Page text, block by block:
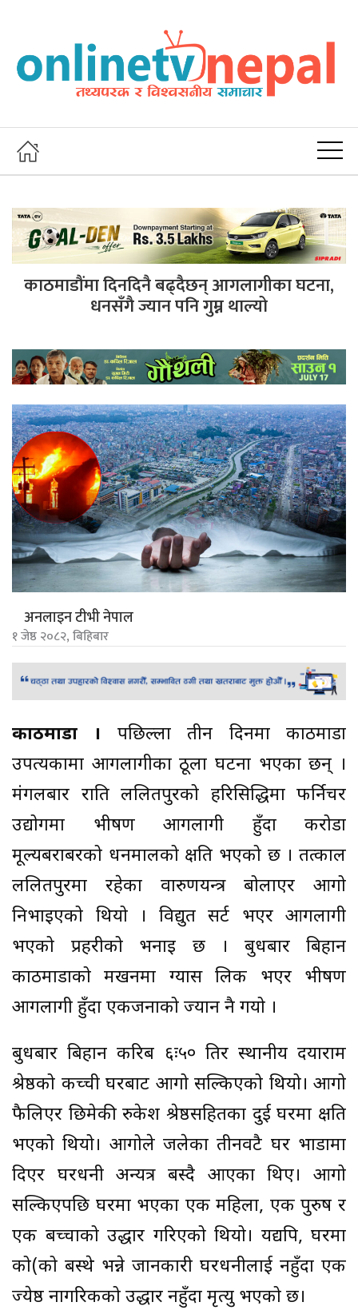
काठमाडौंमा दिनदिनै बढ्दैछन् आगलागीका घटना,
धनसँगै ज्यान पनि गुम्न थाल्यो
अनलाइन टीभी नेपाल
१ जेष्ठ २०८२, बिहिबार
काठमाडौं । पछिल्ला तीन दिनमा काठमाडौं
उपत्यकामा आगलागीका ठूला घटना भएका छन् ।
मंगलबार राति ललितपुरको हरिसिद्धिमा फर्निचर
उद्योगमा भीषण आगलागी हुँदा करोडौं
मूल्यबराबरको धनमालको क्षति भएको छ । तत्काल
ललितपुरमा रहेका वारुणयन्त्र बोलाएर आगो
निभाइएको थियो । विद्युत सर्ट भएर आगलागी
भएको प्रहरीको भनाइ छ । बुधबार बिहान
काठमाडौंको मखनमा ग्यास लिक भएर भीषण
आगलागी हुँदा एकजनाको ज्यान नै गयो ।
बुधबार बिहान करिब ६ः५० तिर स्थानीय दयाराम
श्रेष्ठको कच्ची घरबाट आगो सल्किएको थियो। आगो
फैलिएर छिमेकी रुकेश श्रेष्ठसहितका दुई घरमा क्षति
भएको थियो। आगोले जलेका तीनवटै घर भाडामा
दिएर घरधनी अन्यत्र बस्दै आएका थिए। आगो
सल्किएपछि घरमा भएका एक महिला, एक पुरुष र
एक बच्चाको उद्धार गरिएको थियो। यद्यपि, घरमा
को(को बस्थे भन्ने जानकारी घरधनीलाई नहुँदा एक
ज्येष्ठ नागरिकको उद्धार नहुँदा मृत्यु भएको छ।